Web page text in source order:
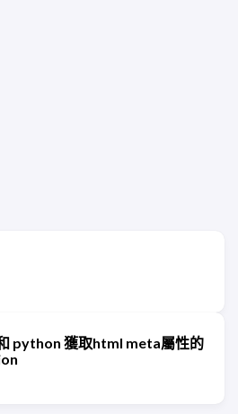
python 獲取html meta屬性的